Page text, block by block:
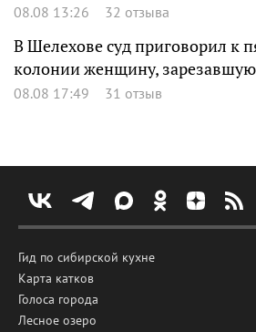
08.08 13:26 32 отзыва
В Шелехове суд приговорил к
колонии женщину,
08.08 17:49 31 отзыв
Гид по сибирской кухне
Карта катков
Голоса города
Лесное озеро